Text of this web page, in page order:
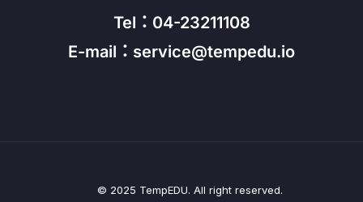
Tel：04-23211108
E-mail：service@tempedu.io
© 2025 TempEDU. All right reserved.